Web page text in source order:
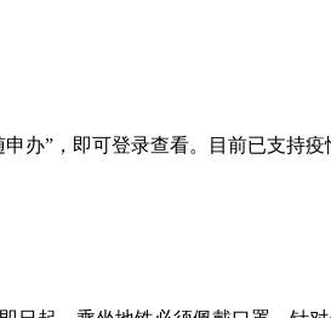
办”，即可登录查看。目前已支持